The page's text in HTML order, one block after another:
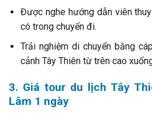
Được nghe hướng dẫn viên
có trong chuyến đi.
Trải nghiệm di chuyển bằng
cảnh Tây Thiên từ trên cao
3. Giá tour du lịch Tây
Lâm 1 ngày